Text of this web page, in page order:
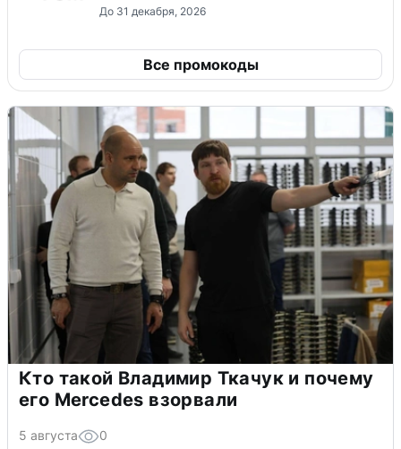
До 31 декабря, 2026
Все промокоды
Кто такой Владимир Ткачук и почему
его Mercedes взорвали
5 августа 0